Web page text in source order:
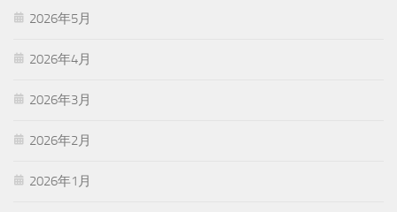
2026年5月
2026年4月
2026年3月
2026年2月
2026年1月